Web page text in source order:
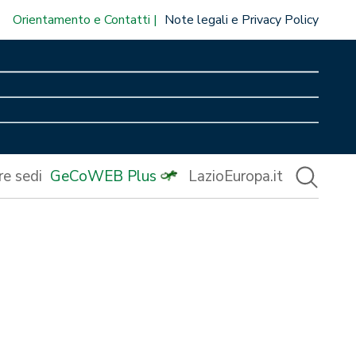
Orientamento e Contatti Note legali e Privacy Policy
sedi GeCoWEB Plus LazioEuropa.it